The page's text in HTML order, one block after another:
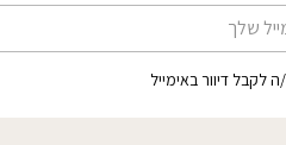
לקבל דיוור באימייל